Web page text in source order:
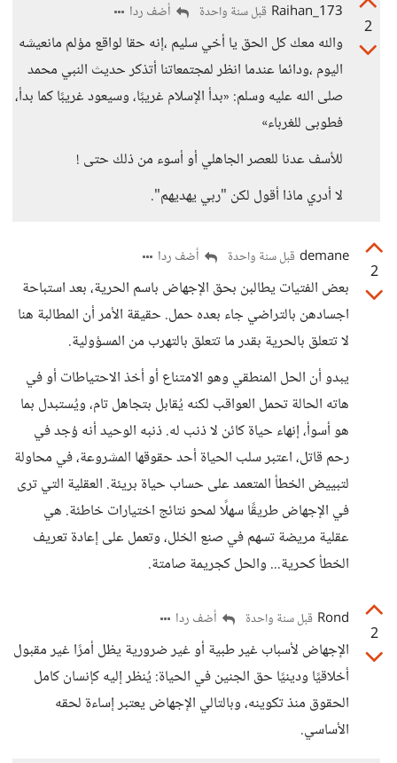
2
Raihan_173 قبل سنة واحدة أضف ردا
والله معك كل الحق يا أخي سليم ،إنه حقا لواقع مؤلم مانعيشه
اليوم ،ودائما عندما انظر لمجتمعاتنا أتذكر حديث النبي محمد
صلى الله عليه وسلم: «بدأ الإسلام غريبًا، وسيعود غريبًا كما بدأ،
فطوبى للغرباء»
للأسف عدنا للعصر الجاهلي أو أسوء من ذلك حتى !
لا أدري ماذا أقول لكن "ربي يهديهم".
2
demane قبل سنة واحدة أضف ردا
بعض الفتيات يطالبن بحق الإجهاض باسم الحرية، بعد استباحة
اجسادهن بالتراضي جاء بعده حمل. حقيقة الأمر أن المطالبة هنا
لا تتعلق بالحرية بقدر ما تتعلق بالتهرب من المسؤولية.
يبدو أن الحل المنطقي وهو الامتناع أو أخذ الاحتياطات أو في
هاته الحالة تحمل العواقب لكنه يُقابل بتجاهل تام، ويُستبدل بما
هو أسوأ، إنهاء حياة كائن لا ذنب له. ذنبه الوحيد أنه وُجد في
رحم قاتل، اعتبر سلب الحياة أحد حقوقها المشروعة، في محاولة
لتبييض الخطأ المتعمد على حساب حياة بريئة. العقلية التي ترى
في الإجهاض طريقًا سهلًا لمحو نتائج اختيارات خاطئة. هي
عقلية مريضة تسهم في صنع الخلل، وتعمل على إعادة تعريف
الخطأ كحرية... والحل كجريمة صامتة.
2
Rond قبل سنة واحدة أضف ردا
الإجهاض لأسباب غير طبية أو غير ضرورية يظل أمرًا غير مقبول
أخلاقيًا ودينيًا حق الجنين في الحياة: يُنظر إليه كإنسان كامل
الحقوق منذ تكوينه، وبالتالي الإجهاض يعتبر إساءة لحقه
الأساسي.